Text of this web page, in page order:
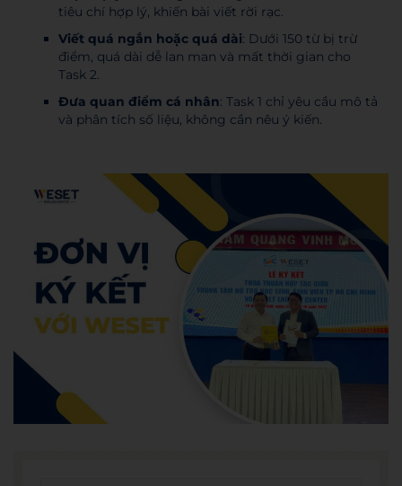
tiêu chí hợp lý, khiến bài viết rời rạc.
Viết quá ngắn hoặc quá dài: Dưới 150 từ bị trừ
điểm, quá dài dễ lan man và mất thời gian cho
Task 2.
Đưa quan điểm cá nhân: Task 1 chỉ yêu cầu mô tả
và phân tích số liệu, không cần nêu ý kiến.